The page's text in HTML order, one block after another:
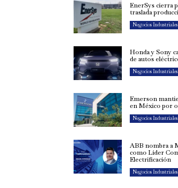
EnerSys cierra
traslada
Negocios Industriales
Honda y Sony
de autos
Negocios Industriales
Emerson
en México por
Negocios Industriales
ABB nombra a
como Líder
Electrificación
Negocios Industriales